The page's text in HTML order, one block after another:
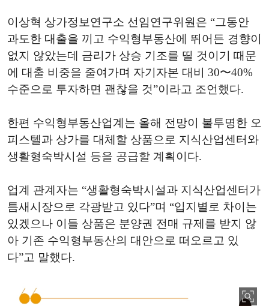
이상혁 상가정보연구소 선임연구위원은 “그동안
과도한 대출을 끼고 수익형부동산에 뛰어든 경향이
없지 않았는데 금리가 상승 기조를 띨 것이기 때문
에 대출 비중을 줄여가며 자기자본 대비 30〜40%
수준으로 투자하면 괜찮을 것”이라고 조언했다.
한편 수익형부동산업계는 올해 전망이 불투명한 오
피스텔과 상가를 대체할 상품으로 지식산업센터와
생활형숙박시설 등을 공급할 계획이다.
업계 관계자는 “생활형숙박시설과 지식산업센터가
틈새시장으로 각광받고 있다”며 “입지별로 차이는
있겠으나 이들 상품은 분양권 전매 규제를 받지 않
아 기존 수익형부동산의 대안으로 떠오르고 있
다”고 말했다.